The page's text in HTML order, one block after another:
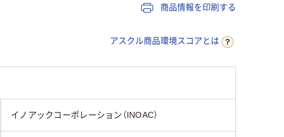
商品情報を印刷する
アスクル商品環境スコアとは
イノアックコーポレーション（INOAC）